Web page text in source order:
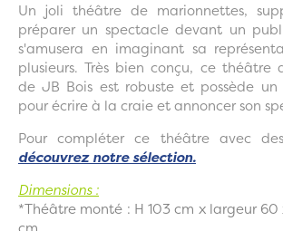
Un joli théâtre de marionnettes,
préparer un spectacle devant un
s'amusera en imaginant sa
plusieurs. Très bien conçu, ce théâtre
de JB Bois est robuste et possède un
pour écrire à la craie et annoncer son
Pour compléter ce théâtre avec
découvrez notre sélection.
Dimensions :
*Théâtre monté : H 103 cm x largeur